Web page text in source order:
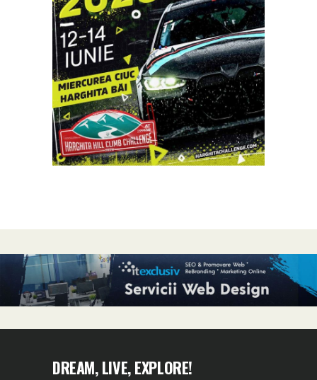
DREAM, LIVE, EXPLORE!